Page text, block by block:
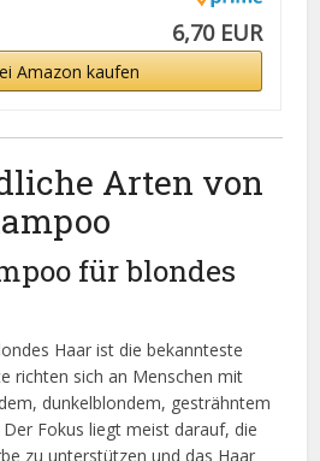
6,70 EUR
Amazon kaufen
Arten von
für blondes
Haar ist die bekannteste
richten sich an Menschen mit
dunkelblondem, gesträhntem
Fokus liegt meist darauf, die
zu unterstützen und das Haar